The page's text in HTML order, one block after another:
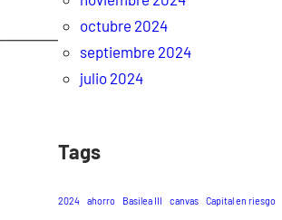
octubre 2024
septiembre 2024
julio 2024
Tags
2024 ahorro Basilea III canvas Capital en riesgo